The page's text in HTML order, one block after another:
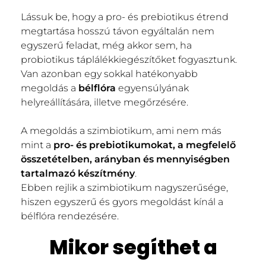
Lássuk be, hogy a pro- és prebiotikus étrend
megtartása hosszú távon egyáltalán nem
egyszerű feladat, még akkor sem, ha
probiotikus táplálékkiegészítőket fogyasztunk.
Van azonban egy sokkal hatékonyabb
megoldás a bélflóra egyensúlyának
helyreállítására, illetve megőrzésére.
A megoldás a szimbiotikum, ami nem más
mint a pro- és prebiotikumokat, a megfelelő
összetételben, arányban és mennyiségben
tartalmazó készítmény.
Ebben rejlik a szimbiotikum nagyszerűsége,
hiszen egyszerű és gyors megoldást kínál a
bélflóra rendezésére.
Mikor segíthet a